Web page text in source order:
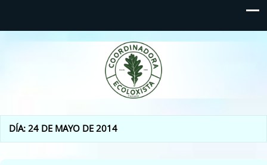
Coordinadora Ecoloxista
d'Asturies
DÍA:24 DE MAYO DE 2014